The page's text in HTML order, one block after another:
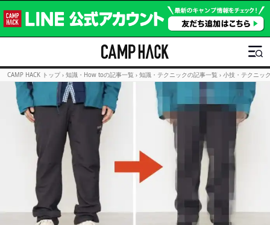
CAMP HACK トップ › 知識・How toの記事一覧 › 知識・テクニックの記事一覧 › 小技・テクニッ